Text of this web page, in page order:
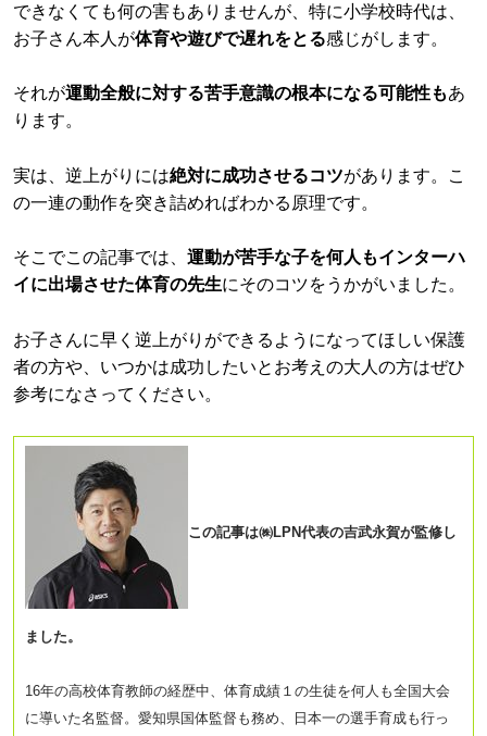
できなくても何の害もありませんが、特に小学校時代は、
お子さん本人が体育や遊びで遅れをとる感じがします。
それが運動全般に対する苦手意識の根本になる可能性もあ
ります。
実は、逆上がりには絶対に成功させるコツがあります。こ
の一連の動作を突き詰めればわかる原理です。
そこでこの記事では、 運動が苦手な子を何人もインターハ
イに出場させた体育の先生にそのコツをうかがいました。
お子さんに早く逆上がりができるようになってほしい保護
者の方や、いつかは成功したいとお考えの大人の方はぜひ
参考になさってください。
この記事は㈱LPN代表の吉武永賀が監修し
ました。
16年の高校体育教師の経歴中、体育成績１の生徒を何人も全国大会
に導いた名監督。愛知県国体監督も務め、日本一の選手育成も行っ